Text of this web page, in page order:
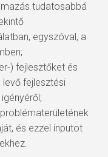
tudatosabbá
egyszóval, a
) fejlesztőket és
fejlesztési
és ezzel inputot